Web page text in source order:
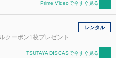
Prime Videoで今すぐ見る
クーポン1枚プレゼント
レンタル
TSUTAYA DISCASで今すぐ見る